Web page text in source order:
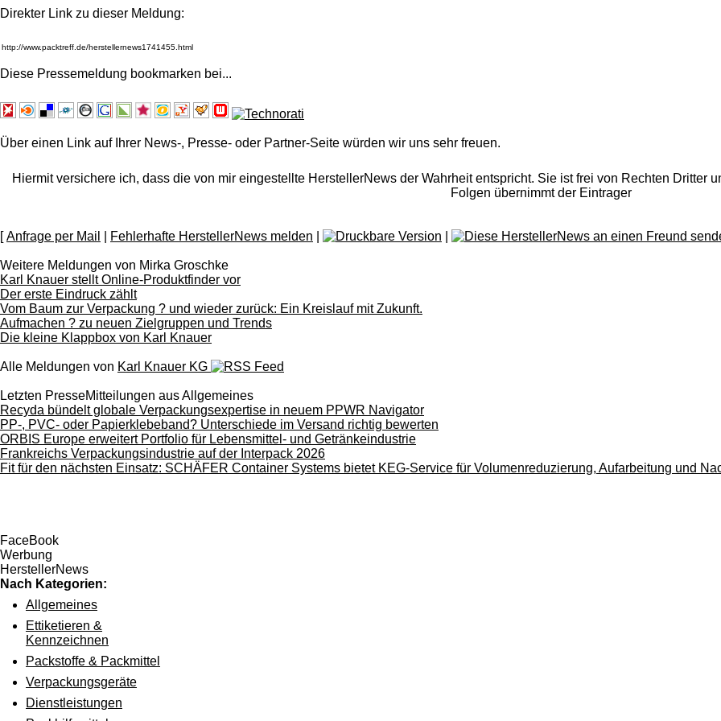
Direkter Link zu dieser Meldung:
Diese Pressemeldung bookmarken bei...
Über einen Link auf Ihrer News-, Presse- oder Partner-Seite würden wir uns sehr freuen.
Hiermit versichere ich, dass die von mir eingestellte HerstellerNews der Wahrheit entspricht. Sie ist frei von Rechten Dritter
Folgen übernimmt der Eintrager
[Anfrage per Mail Fehlerhafte HerstellerNews melden
Weitere Meldungen von Mirka Groschke
Karl Knauer stellt Online-Produktfinder vor
Der erste Eindruck zählt
Vom Baum zur Verpackung ? und wieder zurück: Ein Kreislauf mit Zukunft.
Aufmachen ? zu neuen Zielgruppen und Trends
Die kleine Klappbox von Karl Knauer
Alle Meldungen von Karl Knauer KG
Letzten PresseMitteilungen aus Allgemeines
Recyda bündelt globale Verpackungsexpertise in neuem PPWR Navigator
PP-, PVC- oder Papierklebeband? Unterschiede im Versand richtig bewerten
ORBIS Europe erweitert Portfolio für Lebensmittel- und Getränkeindustrie
Frankreichs Verpackungsindustrie auf der Interpack 2026
Fit für den nächsten Einsatz: SCHÄFER Container Systems bietet KEG-Service für Volumenreduzierung, Aufarbeitung und
FaceBook
Werbung
HerstellerNews
Nach Kategorien:
Allgemeines
Ettiketieren &
Kennzeichnen
Packstoffe & Packmittel
Verpackungsgeräte
Dienstleistungen